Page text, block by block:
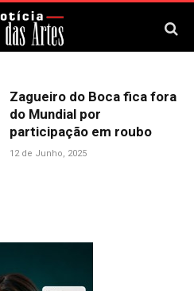
Zagueiro do Boca fica fora
do Mundial por
participação em roubo
12 de Junho, 2025